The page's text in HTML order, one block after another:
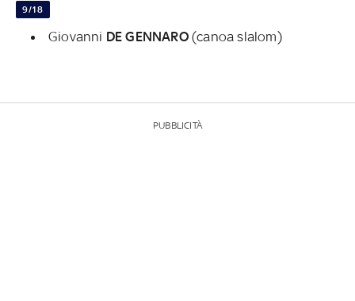
9/18
Giovanni DE GENNARO(canoa slalom)
PUBBLICITÀ